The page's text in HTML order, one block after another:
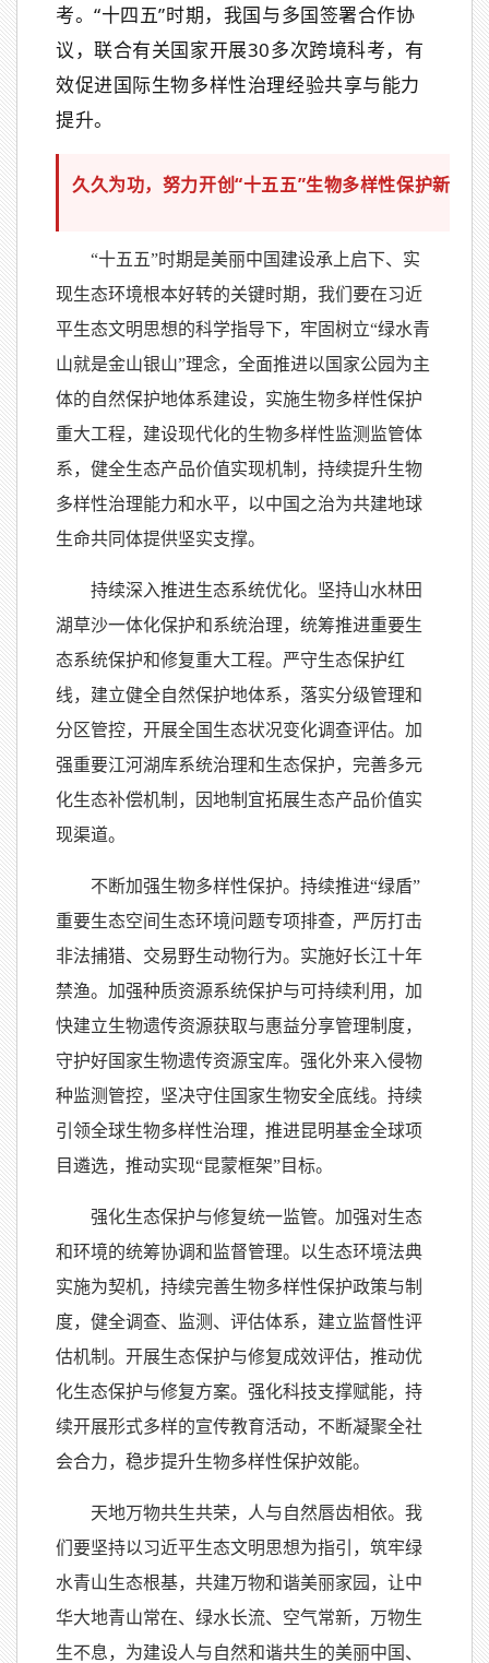
考。“十四五”时期，我国与多国签署合作协
议，联合有关国家开展30多次跨境科考，有
效促进国际生物多样性治理经验共享与能力
提升。
久久为功，努力开创“十五五”生物多样性保护新局面
“十五五”时期是美丽中国建设承上启下、实
现生态环境根本好转的关键时期，我们要在习近
平生态文明思想的科学指导下，牢固树立“绿水青
山就是金山银山”理念，全面推进以国家公园为主
体的自然保护地体系建设，实施生物多样性保护
重大工程，建设现代化的生物多样性监测监管体
系，健全生态产品价值实现机制，持续提升生物
多样性治理能力和水平，以中国之治为共建地球
生命共同体提供坚实支撑。
持续深入推进生态系统优化。坚持山水林田
湖草沙一体化保护和系统治理，统筹推进重要生
态系统保护和修复重大工程。严守生态保护红
线，建立健全自然保护地体系，落实分级管理和
分区管控，开展全国生态状况变化调查评估。加
强重要江河湖库系统治理和生态保护，完善多元
化生态补偿机制，因地制宜拓展生态产品价值实
现渠道。
不断加强生物多样性保护。持续推进“绿盾”
重要生态空间生态环境问题专项排查，严厉打击
非法捕猎、交易野生动物行为。实施好长江十年
禁渔。加强种质资源系统保护与可持续利用，加
快建立生物遗传资源获取与惠益分享管理制度，
守护好国家生物遗传资源宝库。强化外来入侵物
种监测管控，坚决守住国家生物安全底线。持续
引领全球生物多样性治理，推进昆明基金全球项
目遴选，推动实现“昆蒙框架”目标。
强化生态保护与修复统一监管。加强对生态
和环境的统筹协调和监督管理。以生态环境法典
实施为契机，持续完善生物多样性保护政策与制
度，健全调查、监测、评估体系，建立监督性评
估机制。开展生态保护与修复成效评估，推动优
化生态保护与修复方案。强化科技支撑赋能，持
续开展形式多样的宣传教育活动，不断凝聚全社
会合力，稳步提升生物多样性保护效能。
天地万物共生共荣，人与自然唇齿相依。我
们要坚持以习近平生态文明思想为指引，筑牢绿
水青山生态根基，共建万物和谐美丽家园，让中
华大地青山常在、绿水长流、空气常新，万物生
生不息，为建设人与自然和谐共生的美丽中国、